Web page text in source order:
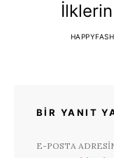
BIR YANIT
E-POSTA